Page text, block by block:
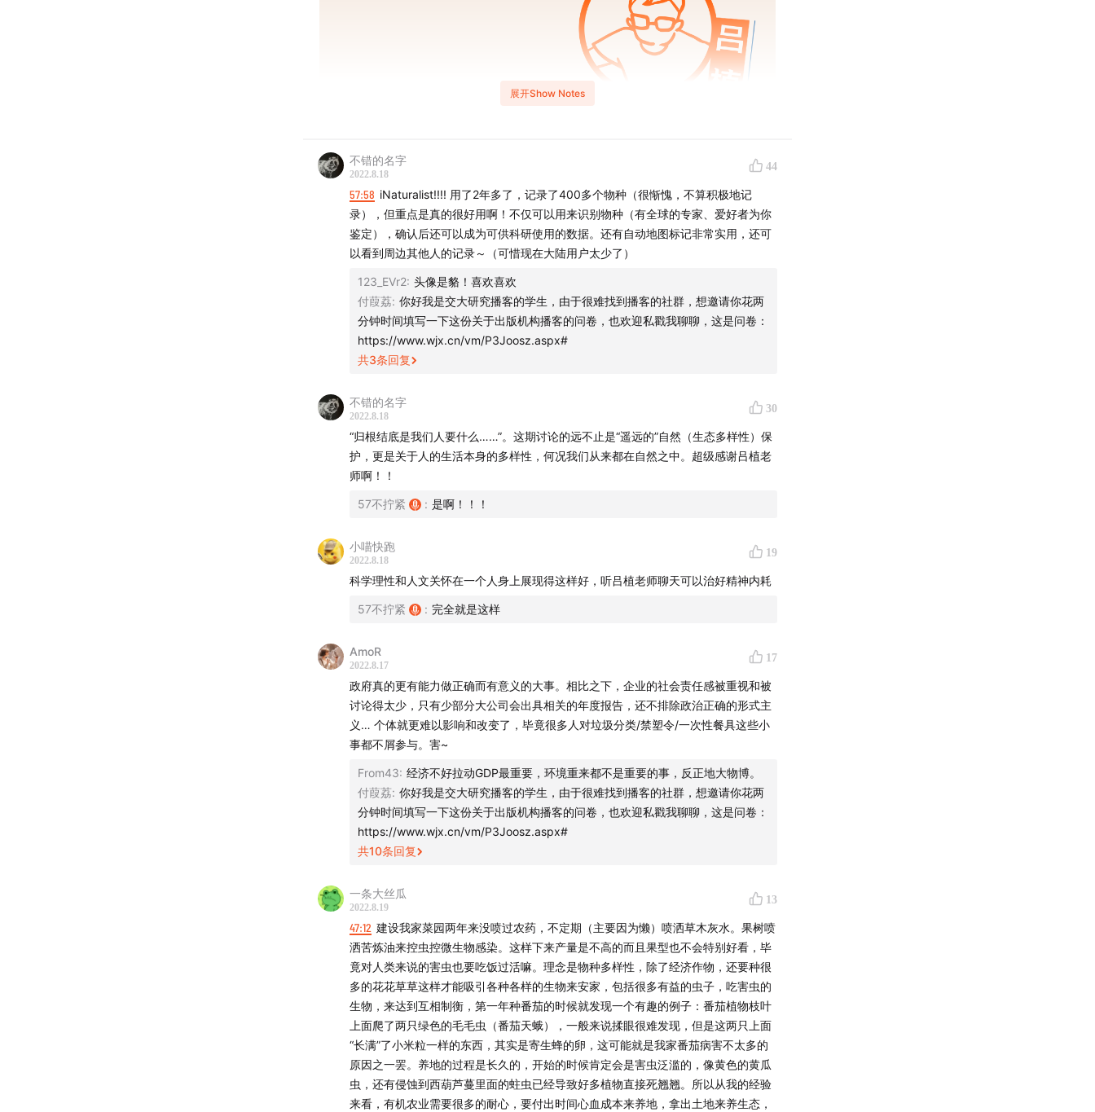
立秋已至，暑气未散，剧烈的气候变化将人们卷入忧虑的漩涡。当我们心系一群
野象的远行、伤痛于长江白鲟的灭绝时，具体的问题是什么，具体的解法又在
哪？未来还会好吗？地球会抛弃人类吗？热烈的公共讨论与前线的保护实践是否
存在错位？等等疑问，在热气里蒸腾。
吕植。主播吴琦还在北大求学时，她已是校园里的传奇，在至今37年的职业生
当地人的处境；以及作为普通人，可以在日常生活中做出哪些努力，真正地关心
我们所生活和生存的环境。
展开Show Notes
不错的名字
2022.8.18
44
57:58 iNaturalist!!!! 用了2年多了，记录了400多个物种（很惭愧，不算积极地记
录），但重点是真的很好用啊！不仅可以用来识别物种（有全球的专家、爱好者为你
鉴定），确认后还可以成为可供科研使用的数据。还有自动地图标记非常实用，还可
以看到周边其他人的记录～（可惜现在大陆用户太少了）
123_EVr2: 头像是貉！喜欢喜欢
付葭荔: 你好我是交大研究播客的学生，由于很难找到播客的社群，想邀请你花两
分钟时间填写一下这份关于出版机构播客的问卷，也欢迎私戳我聊聊，这是问卷：
https://www.wjx.cn/vm/P3Joosz.aspx#
共3条回复
不错的名字
2022.8.18
30
“归根结底是我们人要什么……”。这期讨论的远不止是“遥远的”自然（生态多样性）保
护，更是关于人的生活本身的多样性，何况我们从来都在自然之中。超级感谢吕植老
师啊！！
57不拧紧 : 是啊！！！
小喵快跑
2022.8.18
19
科学理性和人文关怀在一个人身上展现得这样好，听吕植老师聊天可以治好精神内耗
57不拧紧 : 完全就是这样
AmoR
2022.8.17
17
政府真的更有能力做正确而有意义的大事。相比之下，企业的社会责任感被重视和被
讨论得太少，只有少部分大公司会出具相关的年度报告，还不排除政治正确的形式主
义… 个体就更难以影响和改变了，毕竟很多人对垃圾分类/禁塑令/一次性餐具这些小
事都不屑参与。害~
From43: 经济不好拉动GDP最重要，环境重来都不是重要的事，反正地大物博。
付葭荔: 你好我是交大研究播客的学生，由于很难找到播客的社群，想邀请你花两
分钟时间填写一下这份关于出版机构播客的问卷，也欢迎私戳我聊聊，这是问卷：
https://www.wjx.cn/vm/P3Joosz.aspx#
共10条回复
一条大丝瓜
2022.8.19
13
47:12 建设我家菜园两年来没喷过农药，不定期（主要因为懒）喷洒草木灰水。果树喷
洒苦炼油来控虫控微生物感染。这样下来产量是不高的而且果型也不会特别好看，毕
竟对人类来说的害虫也要吃饭过活嘛。理念是物种多样性，除了经济作物，还要种很
多的花花草草这样才能吸引各种各样的生物来安家，包括很多有益的虫子，吃害虫的
生物，来达到互相制衡，第一年种番茄的时候就发现一个有趣的例子：番茄植物枝叶
上面爬了两只绿色的毛毛虫（番茄天蛾），一般来说揉眼很难发现，但是这两只上面
“长满”了小米粒一样的东西，其实是寄生蜂的卵，这可能就是我家番茄病害不太多的
原因之一罢。养地的过程是长久的，开始的时候肯定会是害虫泛滥的，像黄色的黄瓜
虫，还有侵蚀到西葫芦蔓里面的蛀虫已经导致好多植物直接死翘翘。所以从我的经验
来看，有机农业需要很多的耐心，要付出时间心血成本来养地，拿出土地来养生态，